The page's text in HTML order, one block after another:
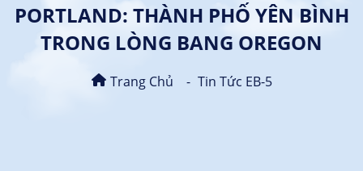
PORTLAND: THÀNH PHỐ YÊN BÌNH
TRONG LÒNG BANG OREGON
Trang Chủ Tin Tức EB-5